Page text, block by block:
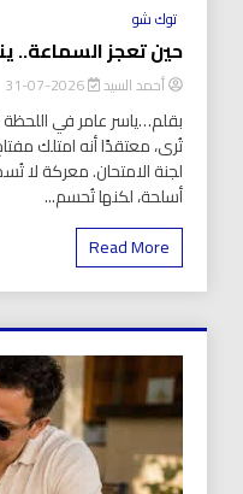
توك شو
حين تعجز السماعة..
أحمد السيد 2026-07-31
بقلم…ياسر عامر في
تُرى، معتقدًا أنه امتلك
لجنة الامتحان. معركة لا
أسلحة، لكنها تُحسم...
Read More